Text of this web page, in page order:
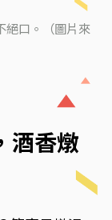
絕口。（圖片來
酒香燉